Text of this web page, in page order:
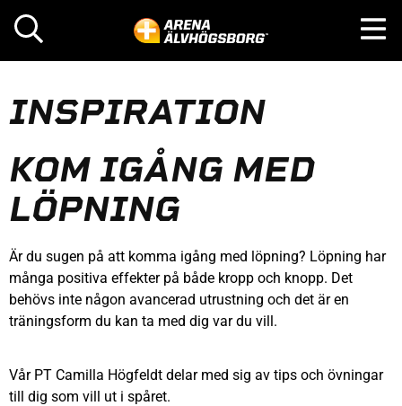
INSPIRATION
KOM IGÅNG MED
LÖPNING
Är du sugen på att komma igång med löpning? Löpning har
många positiva effekter på både kropp och knopp. Det
behövs inte någon avancerad utrustning och det är en
träningsform du kan ta med dig var du vill.
Vår PT Camilla Högfeldt delar med sig av tips och övningar
till dig som vill ut i spåret.